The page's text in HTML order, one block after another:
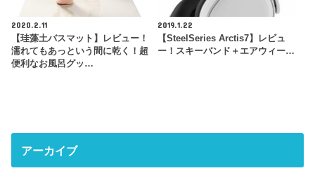
2020.2.11
【珪藻土バスマット】レビュー！
濡れてもあっという間に乾く！超
便利なお風呂グッ…
2019.1.22
【SteelSeries Arctis7】レビュ
ー！スキーバンド＋エアウィー…
アーカイブ